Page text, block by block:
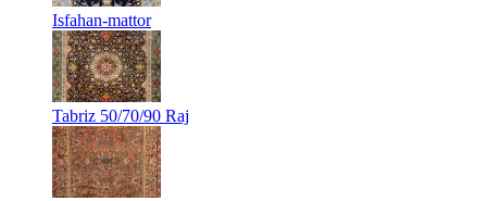
Isfahan-mattor
Tabriz 50/70/90 Raj